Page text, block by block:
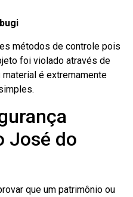
métodos de controle pois
foi violado através de
é extremamente
José do
que um patrimônio ou